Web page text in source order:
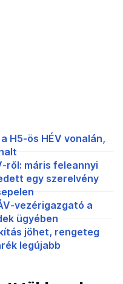
H5-ös HÉV vonalán,
ről: máris feleannyi
egy szerelvény
vezérigazgató a
ügyében
jöhet, rengeteg
legújabb